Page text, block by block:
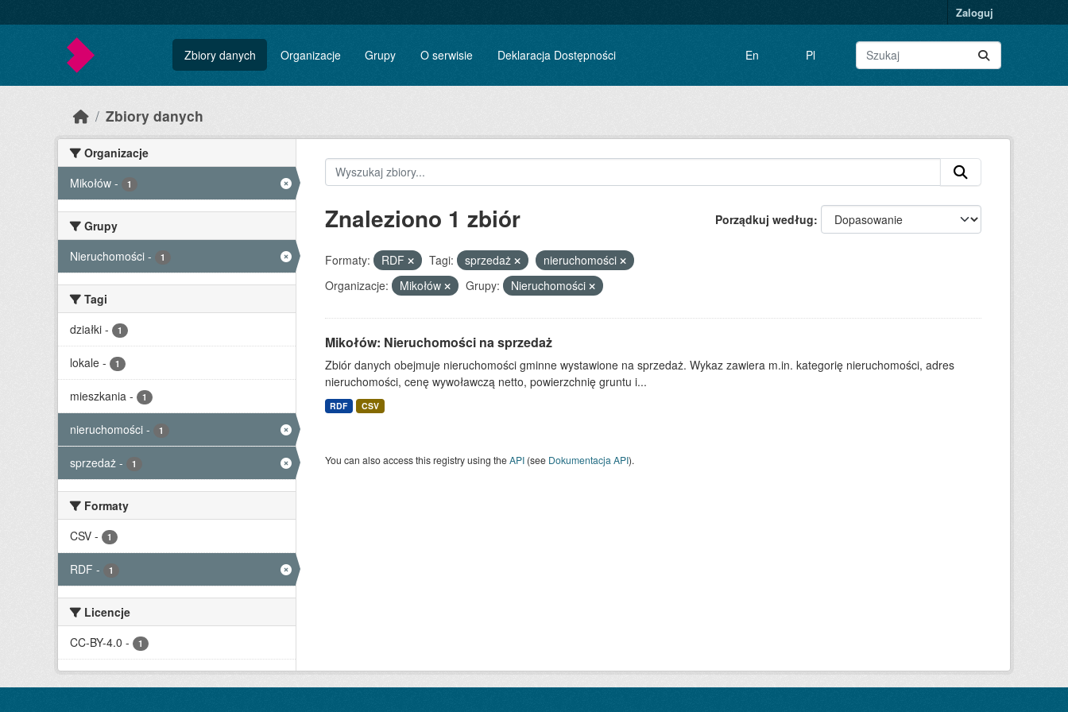
Zaloguj
Zbiory danych Organizacje Grupy O serwisie Deklaracja Dostępności En Pl
Zbiory danych
Organizacje
Mikołów - 1
Grupy
Nieruchomości - 1
Tagi
działki - 1
lokale - 1
mieszkania - 1
nieruchomości - 1
sprzedaż - 1
Formaty
CSV - 1
RDF - 1
Licencje
CC-BY-4.0 - 1
Porządkuj według
Znaleziono 1 zbiór
Formaty: RDF Tagi: sprzedaż
nieruchomości
Organizacje:
Mikołów Grupy: Nieruchomości
Mikołów: Nieruchomości na sprzedaż
Zbiór danych obejmuje nieruchomości gminne wystawione na sprzedaż. Wykaz zawiera m.in. kategorię nieruchomości, adres
nieruchomości, cenę wywoławczą netto, powierzchnię gruntu i...
RDF CSV
You can also access this registry using theAPI(see Dokumentacja API).